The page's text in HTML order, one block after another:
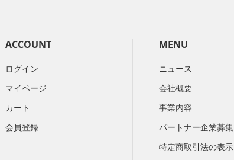
ACCOUNT
ログイン
マイページ
カート
会員登録
MENU
ニュース
会社概要
​事業内容
パートナー企業募集
特定商取引法の表示